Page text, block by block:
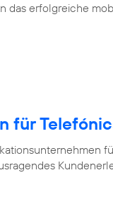
das erfolgreiche
für